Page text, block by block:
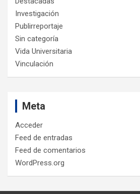
Investigación
Publirreportaje
Sin categoría
Vida Universitaria
Vinculación
Meta
Acceder
Feed de entradas
Feed de comentarios
WordPress.org